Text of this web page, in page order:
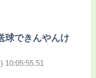
球できんやんけ
10:05:55.51